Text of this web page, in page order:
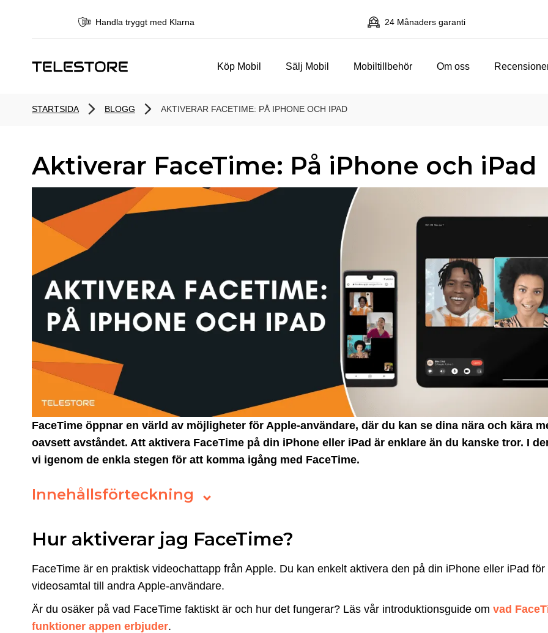
Handla tryggt med Klarna 24 Månaders garanti
Köp Mobil Sälj Mobil Mobiltillbehör Om oss
STARTSIDA BLOGG AKTIVERAR FACETIME: PÅ IPHONE OCH IPAD
Aktiverar FaceTime: På iPhone och iPad
FaceTime öppnar en värld av möjligheter för Apple-användare, där du kan se dina nära och kära
oavsett avståndet. Att aktivera FaceTime på din iPhone eller iPad är enklare än du kanske tror. I
vi igenom de enkla stegen för att komma igång med FaceTime.
Innehållsförteckning
Hur aktiverar jag FaceTime?
FaceTime är en praktisk videochattapp från Apple. Du kan enkelt aktivera den på din iPhone eller iPad för
videosamtal till andra Apple-användare.
Är du osäker på vad FaceTime faktiskt är och hur det fungerar? Läs vår introduktionsguide om vad
funktioner appen erbjuder.